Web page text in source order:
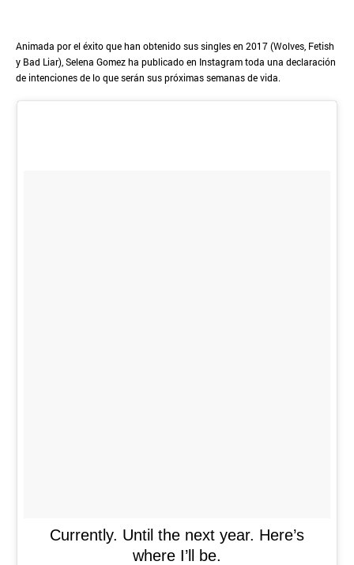
Animada por el éxito que han obtenido sus singles en 2017 (Wolves, Fetish
y Bad Liar), Selena Gomez ha publicado en Instagram toda una declaración
de intenciones de lo que serán sus próximas semanas de vida.
Currently. Until the next year. Here’s
where I’ll be.